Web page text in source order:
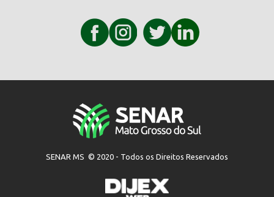
SENAR MS © 2020 - Todos os Direitos Reservados